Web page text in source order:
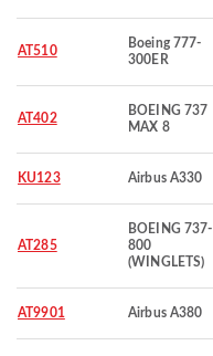
AT510
Boeing 777-
300ER
AT402
BOEING 737
MAX 8
KU123 Airbus A330
AT285
BOEING 737-
800
(WINGLETS)
AT9901 Airbus A380